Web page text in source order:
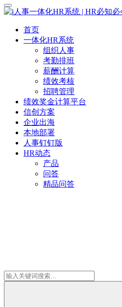
首页
一体化HR系统
组织人事
考勤排班
薪酬计算
绩效考核
招聘管理
绩效奖金计算平台
信创方案
企业出海
本地部署
人事钉钉版
HR动态
产品
问答
精品问答